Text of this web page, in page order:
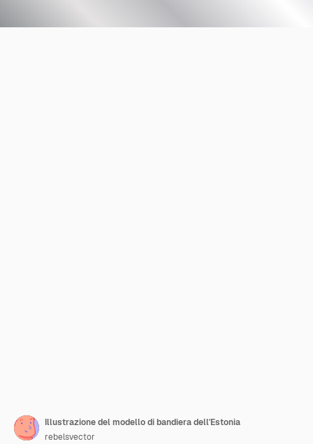
Illustrazione del modello di bandiera dell'Estonia
rebelsvector